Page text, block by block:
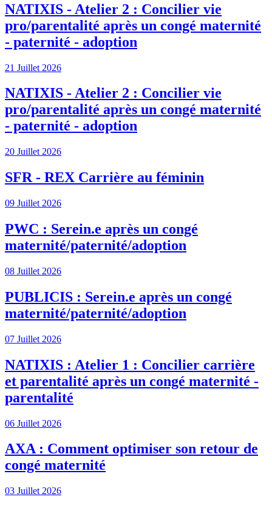
NATIXIS - Atelier 2 : Concilier vie
pro/parentalité après un congé maternité
- paternité - adoption
21 Juillet 2026
NATIXIS - Atelier 2 : Concilier vie
pro/parentalité après un congé maternité
- paternité - adoption
20 Juillet 2026
SFR - REX Carrière au féminin
09 Juillet 2026
PWC : Serein.e après un congé
maternité/paternité/adoption
08 Juillet 2026
PUBLICIS : Serein.e après un congé
maternité/paternité/adoption
07 Juillet 2026
NATIXIS : Atelier 1 : Concilier carrière
et parentalité après un congé maternité -
parentalité
06 Juillet 2026
AXA : Comment optimiser son retour de
congé maternité
03 Juillet 2026